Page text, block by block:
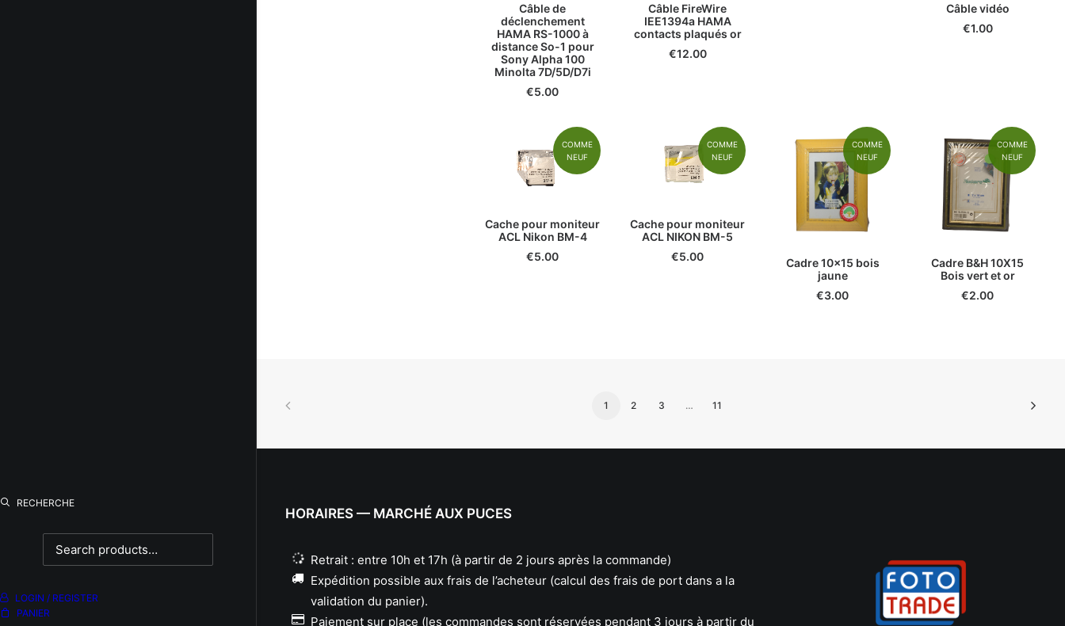
RECHERCHE
LOGIN / REGISTER
PANIER
Câble de
déclenchement
HAMA RS-1000 à
distance So-1 pour
Sony Alpha 100
Minolta 7D/5D/D7i
€5.00
Câble FireWire
IEE1394a HAMA
contacts plaqués or
€12.00
Câble vidéo
€1.00
COMME
NEUF
Cache pour moniteur
ACL Nikon BM-4
€5.00
COMME
NEUF
Cache pour moniteur
ACL NIKON BM-5
€5.00
COMME
NEUF
Cadre 10x15 bois
jaune
€3.00
COMME
NEUF
Cadre B&H 10X15
Bois vert et or
€2.00
1 2 3 … 11
HORAIRES — MARCHÉ AUX PUCES
Retrait : entre 10h et 17h (à partir de 2 jours après la commande)
Expédition possible aux frais de l’acheteur (calcul des frais de port dans a la
validation du panier).
Paiement sur place (les commandes sont réservées pendant 3 jours à partir du